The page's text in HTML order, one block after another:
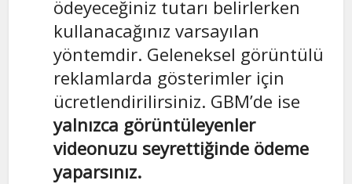
ödeyeceğiniz tutarı belirlerken
kullanacağınız varsayılan
yöntemdir. Geleneksel görüntülü
reklamlarda gösterimler için
ücretlendirilirsiniz. GBM’de ise
yalnızca görüntüleyenler
videonuzu seyrettiğinde ödeme
yaparsınız.